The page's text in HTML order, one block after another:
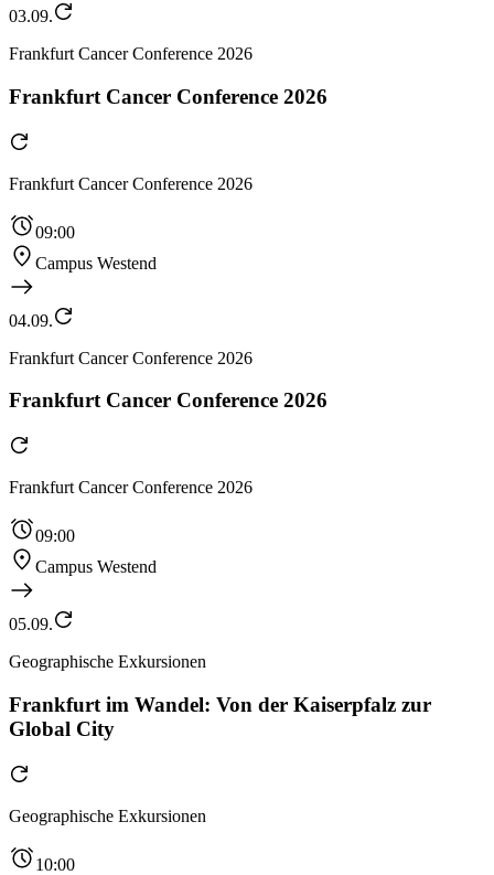
03.09.
Frankfurt Cancer Conference 2026
Frankfurt Cancer Conference 2026
Frankfurt Cancer Conference 2026
09:00
Campus Westend
04.09.
Frankfurt Cancer Conference 2026
Frankfurt Cancer Conference 2026
Frankfurt Cancer Conference 2026
09:00
Campus Westend
05.09.
Geographische Exkursionen
Frankfurt im Wandel: Von der Kaiserpfalz zur
Global City
Geographische Exkursionen
10:00